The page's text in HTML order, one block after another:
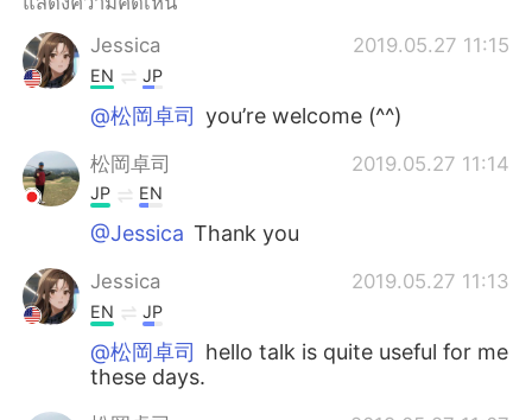
Jessica
2019.05.27 11:15
EN JP
@松岡卓司 you’re welcome (^^)
松岡卓司 2019.05.27 11:14
JP EN
@Jessica Thank you
Jessica 2019.05.27 11:13
EN JP
@松岡卓司 hello talk is quite useful for me
these days.